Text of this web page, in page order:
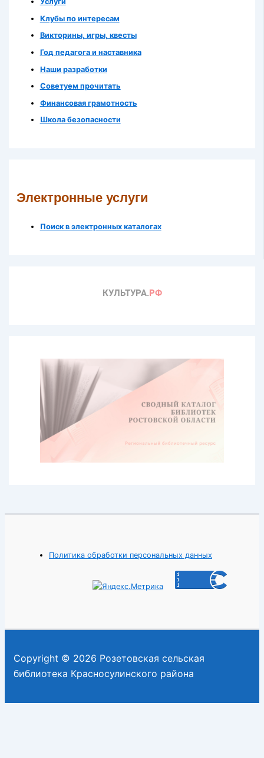
Клубы по интересам
Викторины, игры, квесты
Год педагога и наставника
Наши разработки
Советуем прочитать
Финансовая грамотность
Школа безопасности
Электронные услуги
Поиск в электронных каталогах
Политика обработки персональных данных
Copyright © 2026 Розетовская сельская
библиотека Красносулинского района